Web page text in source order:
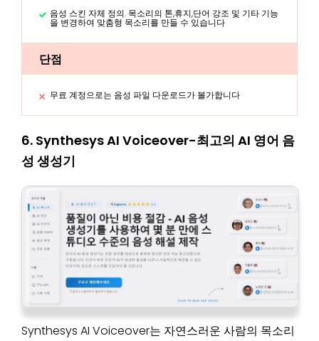
음성 스킨 자체 정의. 목소리의 톤,휴지,단어 강조 및 기타 기능
을 변경하여 맞춤형 목소리를 만들 수 있습니다
단점
무료 계정으로는 음성 파일 다운로드가 볼가합니다
6. Synthesys AI Voiceover-최고의 AI 영어 음
성 생성기
Synthesys AI Voiceover는 자연스러운 사람의 목소리